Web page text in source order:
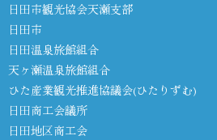
日田市観光協会天瀬支部
日田市
日田温泉旅館組合
天ヶ瀬温泉旅館組合
ひた産業観光推進協議会(ひたりずむ)
日田商工会議所
日田地区商工会